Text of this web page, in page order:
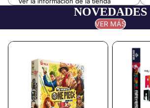
NOVEDADES
VER MÁS